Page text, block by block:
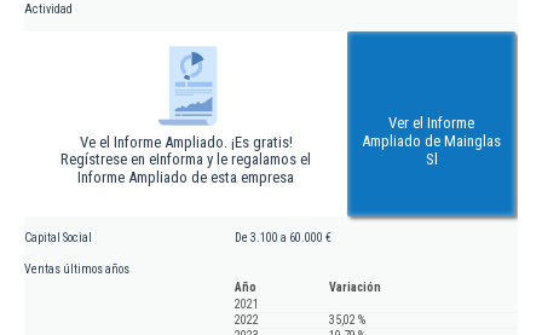
Actividad
Ve el Informe Ampliado. ¡Es gratis!
Regístrese en eInforma y le regalamos el
Informe Ampliado de esta empresa
Ver el Informe
Ampliado de Mainglas
Sl
Capital Social De 3.100 a 60.000 €
Ventas últimos años
Año
Variación
2021
2022
35,02 %